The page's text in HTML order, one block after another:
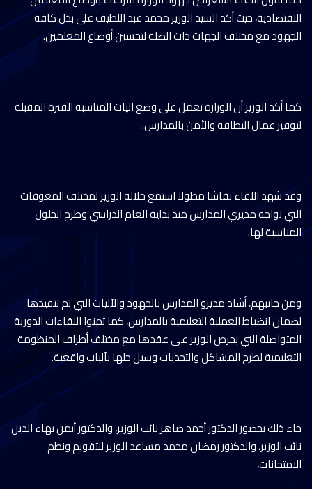
الاقتصادية، حيث أكد السيد الوزير محمد عبد اللطيف على بذل كافة
الجهود مع مختلف الجهات ذات الصلة لتحسين أوضاع المعلمين.
كما أكد الوزير أن الوزارة تعمل على وضع آليات المناسبة الفترة المقبلة
لتوفير عمال النظافة والأمن بالمدارس.
وقد شهد اللقاء نقاشا مطولا استمع خلاله الوزير لمختلف المعوقات
التي تواجه مديري المدارس منذ بداية العام الدراسي وطرح الحلول
المناسبة لها.
ومن جانبهم، أشاد مديرو المدارس بالجهود والآليات التي تم تنفيذها
لضمان انضباط العملية التعليمية بالمدارس، كما ثمنوا اللقاءات الدورية
المتواصلة التي يحرص الوزير على عقدها مع مختلف أطراف المنظومة
التعليمية لطرح المشاكل والتحديات وسبل حلها بآليات واقعية.
جاء ذلك بحضور الدكتور أحمد ضاهر نائب الوزير، والدكتور أيمن بهاء الدين
نائب الوزير، والدكتور رمضان محمد مساعد الوزير للتقويم ونظم
الامتحانات،